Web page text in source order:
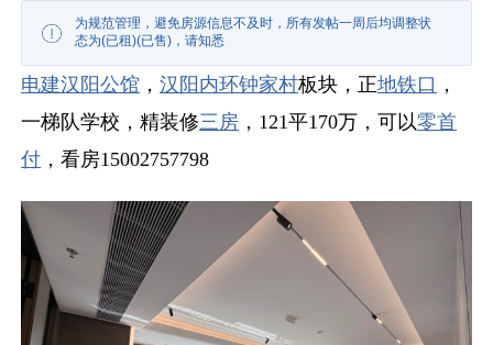
为规范管理，避免房源信息不及时，所有发帖一周后均调整状
态为(已租)(已售)，请知悉
电建汉阳公馆 ，汉阳内环钟家村板块，正地铁口 ，
一梯队学校，精装修三房 ，121平170万，可以零首
付 ，看房15002757798